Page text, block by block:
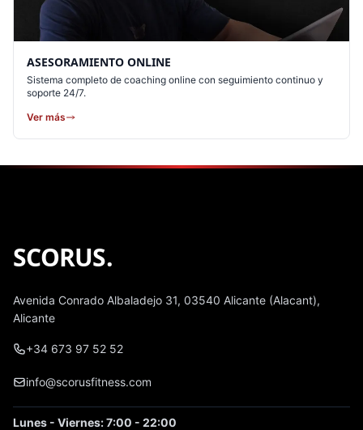
ASESORAMIENTO ONLINE
Sistema completo de coaching online con seguimiento continuo y
soporte 24/7.
Ver más
SCORUS.
Avenida Conrado Albaladejo 31, 03540 Alicante (Alacant),
Alicante
+34 673 97 52 52
info@scorusfitness.com
Lunes - Viernes: 7:00 - 22:00